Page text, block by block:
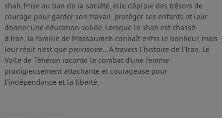
shah. Mise au ban de la société, elle déploie des trésors de
courage pour garder son travail, protéger ses enfants et leur
donner une éducation solide. Lorsque le shah est chassé
d'Iran, la famille de Massoumeh connaît enfin le bonheur, mais
leur répit n'est que provisoire... A travers l'histoire de l'Iran, Le
Voile de Téhéran raconte le combat d'une femme
prodigieusement attachante et courageuse pour
l'indépendance et la liberté.